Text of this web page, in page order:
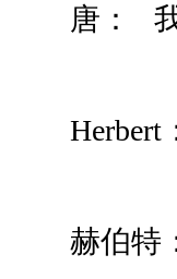
唐： 我
Herbert：
赫伯特：